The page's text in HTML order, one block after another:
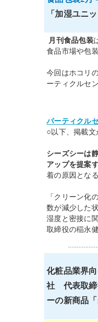
「加湿ユニ
月刊食品包装
食品市場や包
今回はホコリ
ーティクルセ
パーティクル
○以下、掲載文
シーズシーは
アップを提案す
着の原因とな
「クリーン化
数が減少した
湿度と密接に
取締役の稲永
化粧品業界
社 代表取締
ーの新商品